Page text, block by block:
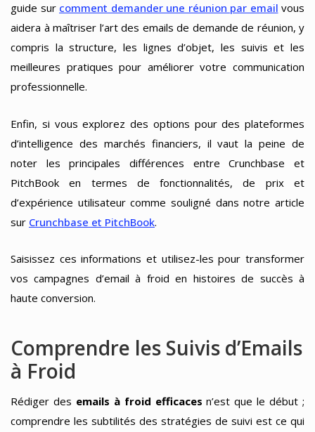
guide sur comment demander une réunion par email vous
aidera à maîtriser l’art des emails de demande de réunion, y
compris la structure, les lignes d’objet, les suivis et les
meilleures pratiques pour améliorer votre communication
professionnelle.
Enfin, si vous explorez des options pour des plateformes
d’intelligence des marchés financiers, il vaut la peine de
noter les principales différences entre Crunchbase et
PitchBook en termes de fonctionnalités, de prix et
d’expérience utilisateur comme souligné dans notre article
sur Crunchbase et PitchBook.
Saisissez ces informations et utilisez-les pour transformer
vos campagnes d’email à froid en histoires de succès à
haute conversion.
Comprendre les Suivis d’Emails
à Froid
Rédiger des emails à froid efficaces n’est que le début ;
comprendre les subtilités des stratégies de suivi est ce qui